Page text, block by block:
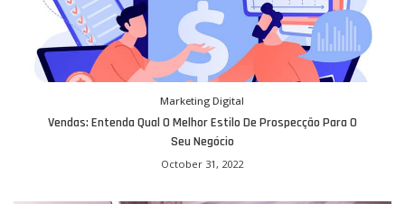
Marketing Digital
Vendas: Entenda Qual O Melhor Estilo De Prospecção Para O
Seu Negócio
October 31, 2022